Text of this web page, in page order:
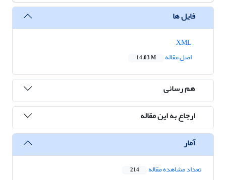
فایل ها
اصل مقاله
14.03 M
هم رسانی
ارجاع به این مقاله
آمار
تعداد مشاهده مقاله 214